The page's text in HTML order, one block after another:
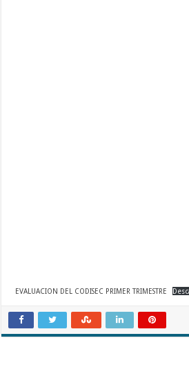
EVALUACION DEL CODISEC PRIMER TRIMESTRE